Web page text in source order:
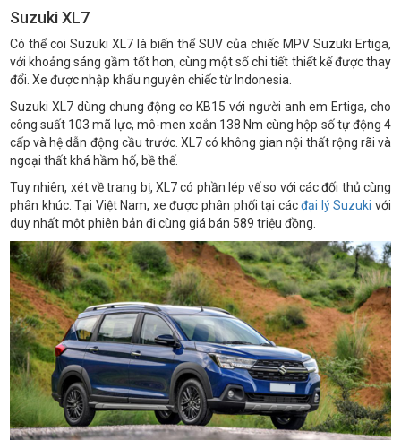
Suzuki XL7
Có thể coi Suzuki XL7 là biến thể SUV của chiếc MPV Suzuki Ertiga,
với khoảng sáng gầm tốt hơn, cùng một số chi tiết thiết kế được thay
đổi. Xe được nhập khẩu nguyên chiếc từ Indonesia.
Suzuki XL7 dùng chung động cơ KB15 với người anh em Ertiga, cho
công suất 103 mã lực, mô-men xoắn 138 Nm cùng hộp số tự động 4
cấp và hệ dẫn động cầu trước. XL7 có không gian nội thất rộng rãi và
ngoại thất khá hầm hố, bề thế.
Tuy nhiên, xét về trang bị, XL7 có phần lép vế so với các đối thủ cùng
phân khúc. Tại Việt Nam, xe được phân phối tại cácđại lý Suzuki với
duy nhất một phiên bản đi cùng giá bán 589 triệu đồng.